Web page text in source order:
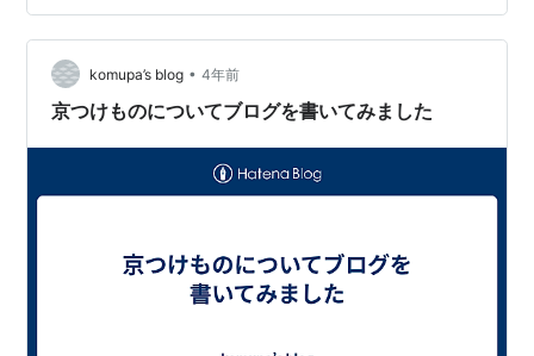
を 美味しいお茶漬にして販売してます！ 絶対うまいやつ
や〜 ごはんのお供はもちろん！ お酒のおつまみにもあう
【京都の漬物】と、 お酒の〆にも、朝ごはんにもピッタ
リな 【特製ダシのきい…
komupa’s blog • 4年前
京つけものについてブログを書いてみました